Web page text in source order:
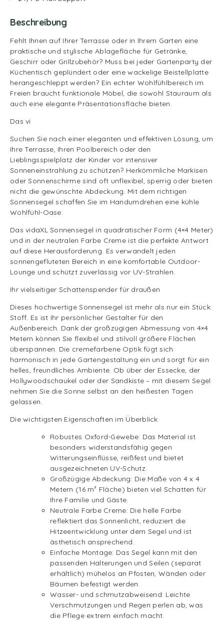
Beschreibung
Fehlt Ihnen auf Ihrer Terrasse oder in Ihrem Garten eine
praktische und stylische Ablagefläche für Getränke,
Geschirr oder Grillzubehör? Muss bei jeder Gartenparty der
Küchentisch geplündert oder eine wackelige Beistellplatte
herangeschleppt werden? Ein echter Wohlfühlbereich im
Freien braucht funktionale Möbel, die sowohl Stauraum als
auch eine elegante Präsentationsfläche bieten.
Das vi
Suchen Sie nach einer eleganten und effektiven Lösung, um
Ihre Terrasse, Ihren Poolbereich oder den
Lieblingsspielplatz der Kinder vor intensiver
Sonneneinstrahlung zu schützen? Herkömmliche Markisen
oder Sonnenschirme sind oft unflexibel, sperrig oder bieten
nicht die gewünschte Abdeckung. Mit dem richtigen
Sonnensegel schaffen Sie im Handumdrehen eine kühle
Wohlfühl-Oase.
Das vidaXL Sonnensegel in quadratischer Form (4×4 Meter)
und in der neutralen Farbe Creme ist die perfekte Antwort
auf diese Herausforderung. Es verwandelt jeden
sonnengefluteten Bereich in eine komfortable Outdoor-
Lounge und schützt zuverlässig vor UV-Strahlen.
Ihr vielseitiger Schattenspender für draußen
Dieses hochwertige Sonnensegel ist mehr als nur ein Stück
Stoff. Es ist Ihr persönlicher Gestalter für den
Außenbereich. Dank der großzügigen Abmessung von 4×4
Metern können Sie flexibel und stilvoll größere Flächen
überspannen. Die cremefarbene Optik fügt sich
harmonisch in jede Gartengestaltung ein und sorgt für ein
helles, freundliches Ambiente. Ob über der Essecke, der
Hollywoodschaukel oder der Sandkiste – mit diesem Segel
nehmen Sie die Sonne selbst an den heißesten Tagen
gelassen.
Die wichtigsten Eigenschaften im Überblick
Robustes Oxford-Gewebe: Das Material ist
besonders widerstandsfähig gegen
Witterungseinflüsse, reißfest und bietet
ausgezeichneten UV-Schutz.
Großzügige Abdeckung: Die Maße von 4 x 4
Metern (16 m² Fläche) bieten viel Schatten für
Ihre Familie und Gäste.
Neutrale Farbe Creme: Die helle Farbe
reflektiert das Sonnenlicht, reduziert die
Hitzeentwicklung unter dem Segel und ist
ästhetisch ansprechend.
Einfache Montage: Das Segel kann mit den
passenden Halterungen und Seilen (separat
erhältlich) mühelos an Pfosten, Wänden oder
Bäumen befestigt werden.
Wasser- und schmutzabweisend: Leichte
Verschmutzungen und Regen perlen ab, was
die Pflege extrem einfach macht.